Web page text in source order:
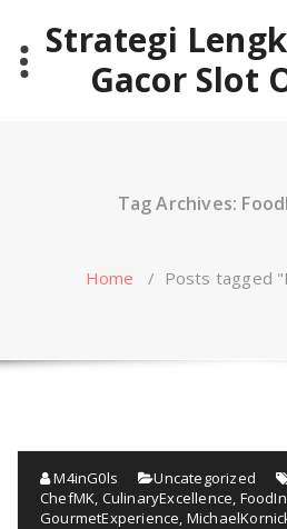
contentStrategi
Gacor Slot
Tag Archives:
Home / Posts tagged
M4inG0ls Uncategorized
ChefMK CulinaryExcellence
GourmetExperience